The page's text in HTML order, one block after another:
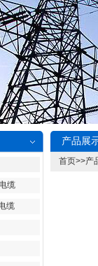
缆
缆
产品展
首页>>产